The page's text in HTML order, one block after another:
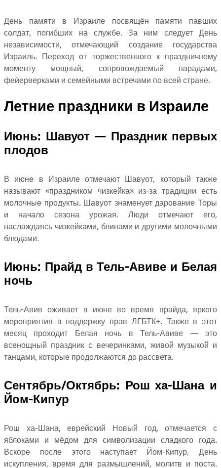
День памяти в Израиле посвящён памяти павших
солдат, погибших на службе. За ним следует День
независимости, отмечающий создание государства
Израиль. Переход от торжественного к праздничному
моменту мощный, сопровождаемый парадами,
фейерверками и семейными встречами по всей стране.
Летние праздники в Израиле
Июнь: Шавуот — Праздник первых
плодов
В июне в Израиле отмечают Шавуот, который также
называют «праздником чизкейка» из-за традиции есть
молочные продукты. Шавуот знаменует дарование Торы
и начало сезона урожая. Люди отмечают его,
наслаждаясь чизкейками, блинами и другими молочными
блюдами.
Июнь: Прайд в Тель-Авиве и Белая
ночь
Тель-Авив оживает в июне во время прайда, яркого
мероприятия в поддержку прав ЛГБТК+. Также в этот
месяц проходит Белая ночь в Тель-Авиве — это
всенощный праздник с вечеринками, живой музыкой и
танцами, которые продолжаются до рассвета.
Сентябрь/Октябрь: Рош ха-Шана и
Йом-Кипур
Рош ха-Шана, еврейский Новый год, отмечается с
яблоками и мёдом для символизации сладкого года.
Вскоре после этого наступает Йом-Кипур, День
искупления, время для размышлений, молитв и поста.